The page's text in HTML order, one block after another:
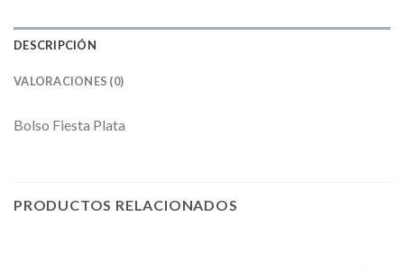
DESCRIPCIÓN
VALORACIONES (0)
Bolso Fiesta Plata
PRODUCTOS RELACIONADOS